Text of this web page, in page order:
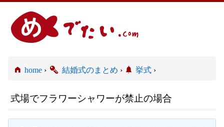
home› 結婚式のまとめ › 挙式›
式場でフラワーシャワーが禁止の場合